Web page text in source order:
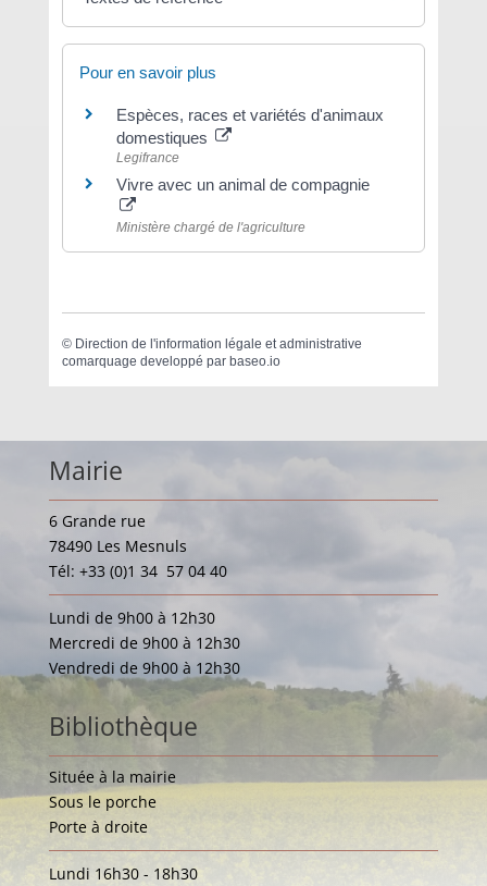
Pour en savoir plus
Espèces, races et variétés d'animaux
domestiques
Legifrance
Vivre avec un animal de compagnie
Ministère chargé de l'agriculture
© Direction de l'information légale et administrative
comarquage developpé par baseo.io
Mairie
6 Grande rue
78490 Les Mesnuls
Tél: +33 (0)1 34 57 04 40
Lundi de 9h00 à 12h30
Mercredi de 9h00 à 12h30
Vendredi de 9h00 à 12h30
Bibliothèque
Située à la mairie
Sous le porche
Porte à droite
Lundi 16h30 - 18h30